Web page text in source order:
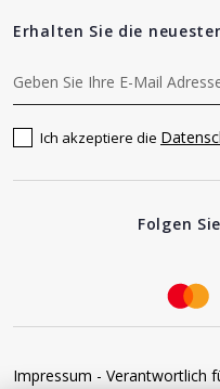
Erhalten Sie die
Ich akzeptiere die
Folgen
Impressum - Verantwortlich